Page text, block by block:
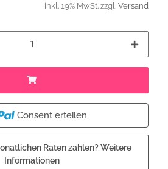
inkl. 19% MwSt. zzgl. Versand
Consent erteilen
Raten zahlen?Weitere
Informationen